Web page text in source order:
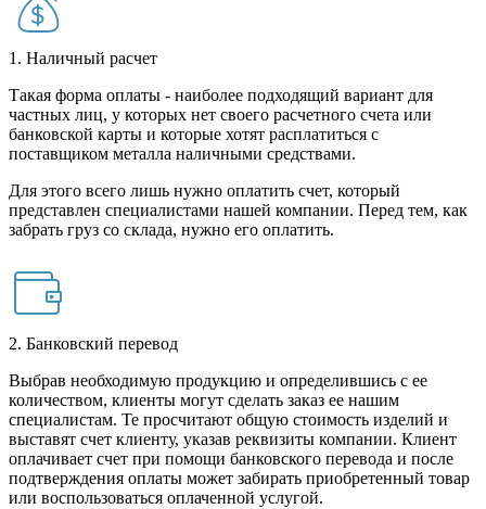
1. Наличный расчет
Такая форма оплаты - наиболее подходящий вариант для
частных лиц, у которых нет своего расчетного счета или
банковской карты и которые хотят расплатиться с
поставщиком металла наличными средствами.
Для этого всего лишь нужно оплатить счет, который
представлен специалистами нашей компании. Перед тем, как
забрать груз со склада, нужно его оплатить.
2. Банковский перевод
Выбрав необходимую продукцию и определившись с ее
количеством, клиенты могут сделать заказ ее нашим
специалистам. Те просчитают общую стоимость изделий и
выставят счет клиенту, указав реквизиты компании. Клиент
оплачивает счет при помощи банковского перевода и после
подтверждения оплаты может забирать приобретенный товар
или воспользоваться оплаченной услугой.